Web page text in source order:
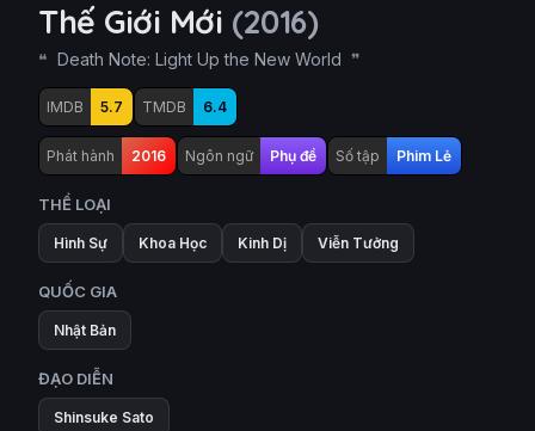
Thế Giới Mới (2016)
Death Note: Light Up the New World
IMDB 5.7 TMDB 6.4
Phát hành 2016 Ngôn ngữ Phụ đề Số tập Phim Lẻ
THỂ LOẠI
Hình Sự Khoa Học Kinh Dị Viễn Tưởng
QUỐC GIA
Nhật Bản
ĐẠO DIỄN
Shinsuke Sato